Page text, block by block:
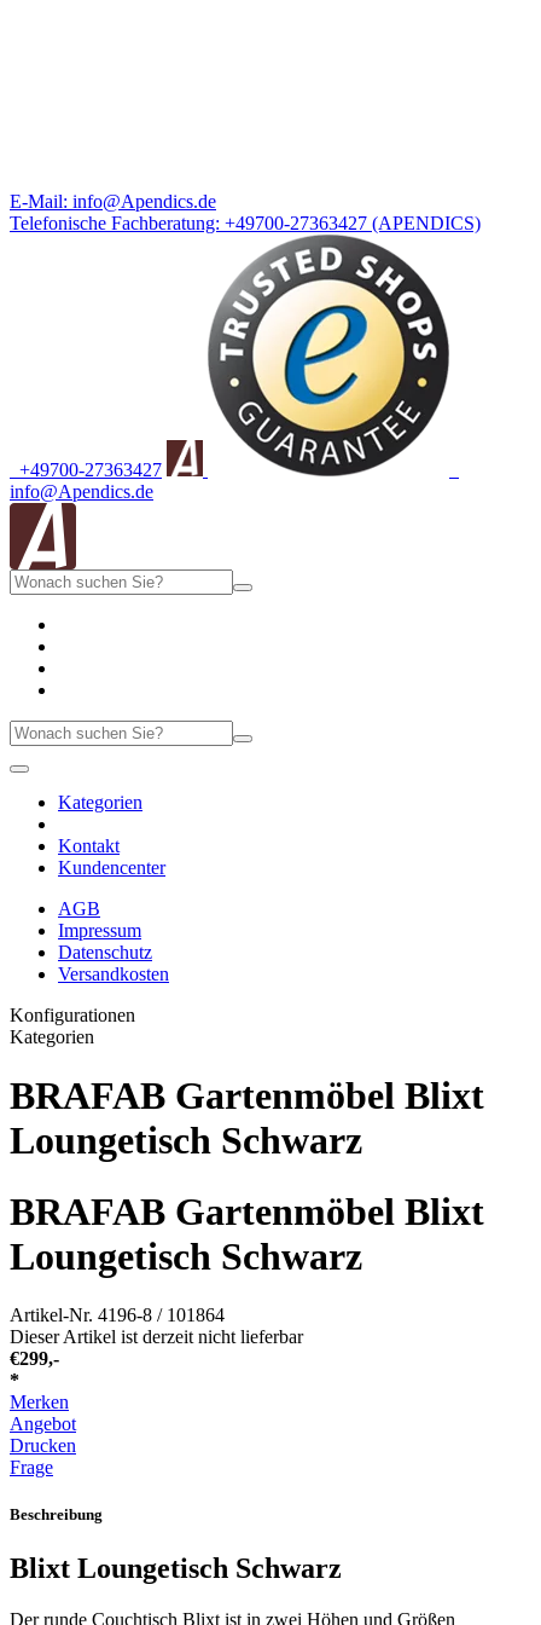
E-Mail: info@Apendics.de
Telefonische Fachberatung: +49700-27363427 (APENDICS)
+49700-27363427
info@Apendics.de
Kategorien
Kontakt
Kundencenter
AGB
Impressum
Datenschutz
Versandkosten
Konfigurationen
Kategorien
BRAFAB Gartenmöbel Blixt
Loungetisch Schwarz
BRAFAB Gartenmöbel Blixt
Loungetisch Schwarz
Artikel-Nr. 4196-8 / 101864
Dieser Artikel ist derzeit nicht lieferbar
€299,-
*
Merken
Angebot
Drucken
Frage
Beschreibung
Blixt Loungetisch Schwarz
Der runde Couchtisch Blixt ist in zwei Höhen und Größen